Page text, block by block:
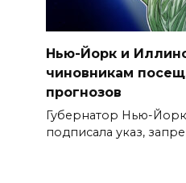
Нью-Йорк и
чиновникам
прогнозов
Губернатор Нью-
подписала указ,